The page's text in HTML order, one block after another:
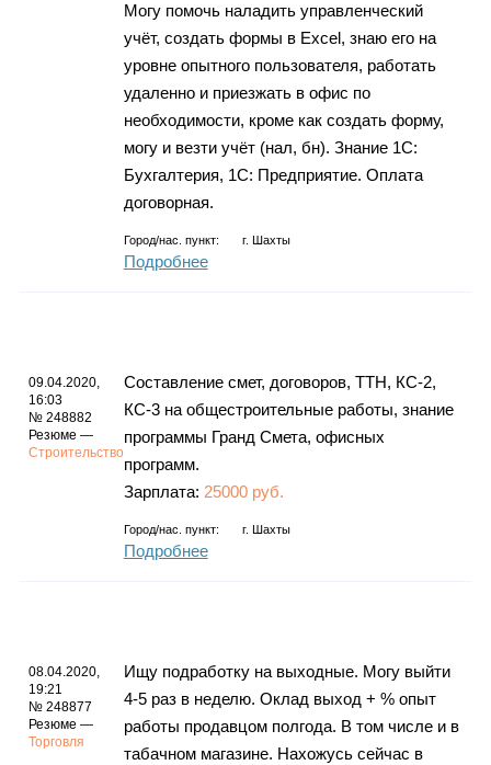
Фотогалерея
Могу помочь наладить управленческий
учёт, создать формы в Excel, знаю его на
уровне опытного пользователя, работать
удаленно и приезжать в офис по
необходимости, кроме как создать форму,
могу и везти учёт (нал, бн). Знание 1С:
Бухгалтерия, 1С: Предприятие. Оплата
договорная.
Город/нас. пункт: г. Шахты
Подробнее
09.04.2020,
16:03
№ 248882
Резюме —
Строительство
Составление смет, договоров, ТТН, КС-2,
КС-3 на общестроительные работы, знание
программы Гранд Смета, офисных
программ.
Зарплата: 25000 руб.
Город/нас. пункт: г. Шахты
Подробнее
08.04.2020,
19:21
№ 248877
Резюме —
Торговля
Ищу подработку на выходные. Могу выйти
4-5 раз в неделю. Оклад выход + % опыт
работы продавцом полгода. В том числе и в
табачном магазине. Нахожусь сейчас в